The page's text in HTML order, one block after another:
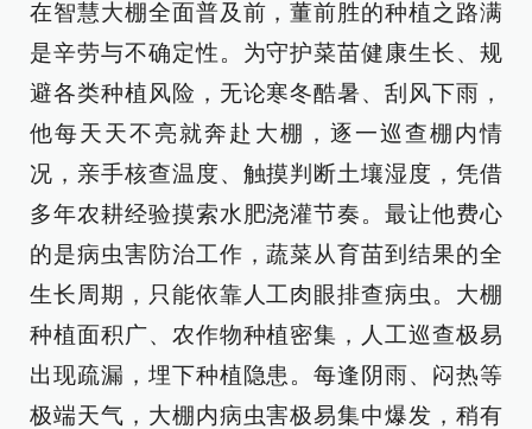
在智慧大棚全面普及前，董前胜的种植之路满
是辛劳与不确定性。为守护菜苗健康生长、规
避各类种植风险，无论寒冬酷暑、刮风下雨，
他每天天不亮就奔赴大棚，逐一巡查棚内情
况，亲手核查温度、触摸判断土壤湿度，凭借
多年农耕经验摸索水肥浇灌节奏。最让他费心
的是病虫害防治工作，蔬菜从育苗到结果的全
生长周期，只能依靠人工肉眼排查病虫。大棚
种植面积广、农作物种植密集，人工巡查极易
出现疏漏，埋下种植隐患。每逢阴雨、闷热等
极端天气，大棚内病虫害极易集中爆发，稍有